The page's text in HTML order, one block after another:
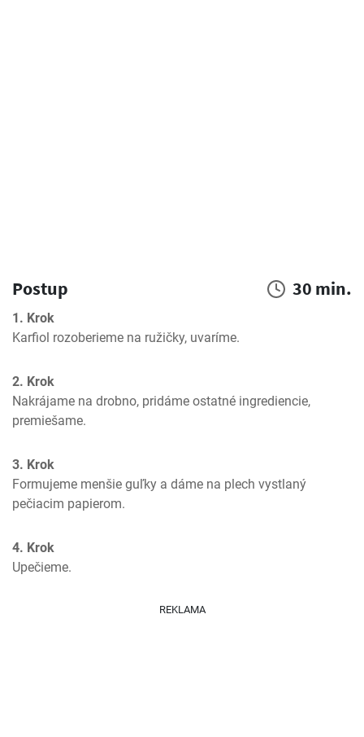
Postup 30 min.
1. Krok
Karfiol rozoberieme na ružičky, uvaríme.
2. Krok
Nakrájame na drobno, pridáme ostatné ingrediencie,
premiešame.
3. Krok
Formujeme menšie guľky a dáme na plech vystlaný
pečiacim papierom.
4. Krok
Upečieme.
REKLAMA